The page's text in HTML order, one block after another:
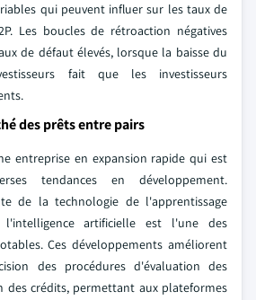
qui peuvent influer sur les taux de
Les boucles de rétroaction négatives
de défaut élevés, lorsque la baisse du
fait que les investisseurs
des prêts entre pairs
entreprise en expansion rapide qui est
tendances en développement.
de la technologie de l'apprentissage
artificielle est l'une des
Ces développements améliorent
des procédures d'évaluation des
des crédits, permettant aux plateformes